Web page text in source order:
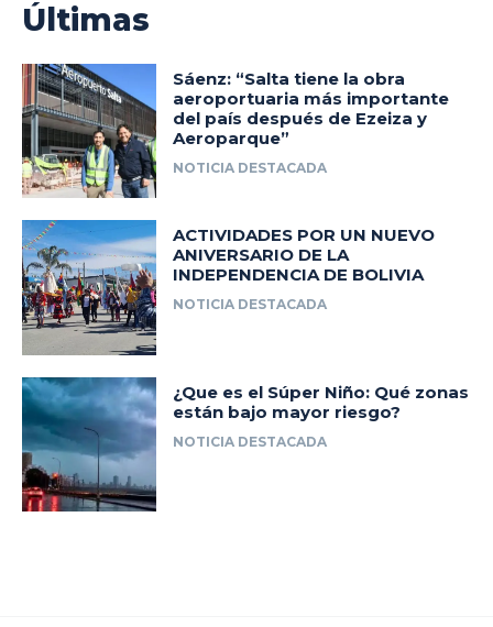
Últimas
Sáenz: “Salta tiene la obra
aeroportuaria más importante
del país después de Ezeiza y
Aeroparque”
NOTICIA DESTACADA
ACTIVIDADES POR UN NUEVO
ANIVERSARIO DE LA
INDEPENDENCIA DE BOLIVIA
NOTICIA DESTACADA
¿Que es el Súper Niño: Qué zonas
están bajo mayor riesgo?
NOTICIA DESTACADA